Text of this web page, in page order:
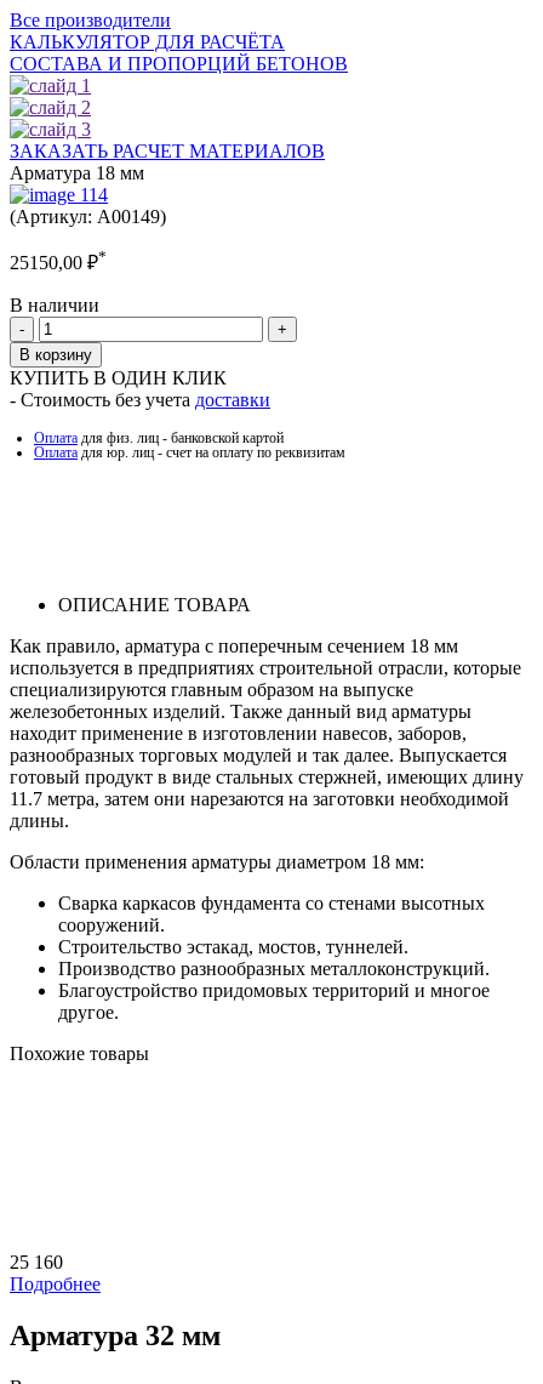
Все производители
КАЛЬКУЛЯТОР ДЛЯ РАСЧЁТА
СОСТАВА И ПРОПОРЦИЙ БЕТОНОВ
ЗАКАЗАТЬ РАСЧЕТ МАТЕРИАЛОВ
Арматура 18 мм
(Артикул: A00149)
25150,00 ₽*
В наличии
Количество
В корзину
КУПИТЬ В ОДИН КЛИК
- Стоимость без учета доставки
Оплата для физ. лиц - банковской картой
Оплата для юр. лиц - счет на оплату по реквизитам
ОПИСАНИЕ ТОВАРА
Как правило, арматура с поперечным сечением 18 мм
используется в предприятиях строительной отрасли, которые
специализируются главным образом на выпуске
железобетонных изделий. Также данный вид арматуры
находит применение в изготовлении навесов, заборов,
разнообразных торговых модулей и так далее. Выпускается
готовый продукт в виде стальных стержней, имеющих длину
11.7 метра, затем они нарезаются на заготовки необходимой
длины.
Области применения арматуры диаметром 18 мм:
Сварка каркасов фундамента со стенами высотных
сооружений.
Строительство эстакад, мостов, туннелей.
Производство разнообразных металлоконструкций.
Благоустройство придомовых территорий и многое
другое.
Похожие товары
25 160
Подробнее
Арматура 32 мм